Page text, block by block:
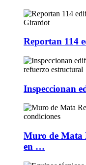
Reportan 114
Inspeccionan
Muro de Mata
en …